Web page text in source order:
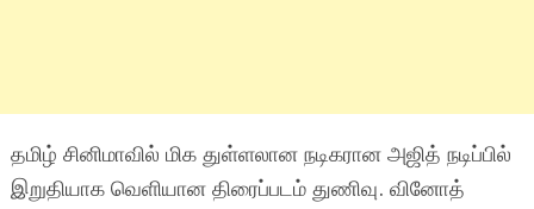
தமிழ் சினிமாவில் மிக துள்ளலான நடிகரான அஜித் நடிப்பில்
இறுதியாக வெளியான திரைப்படம் துணிவு. வினோத்